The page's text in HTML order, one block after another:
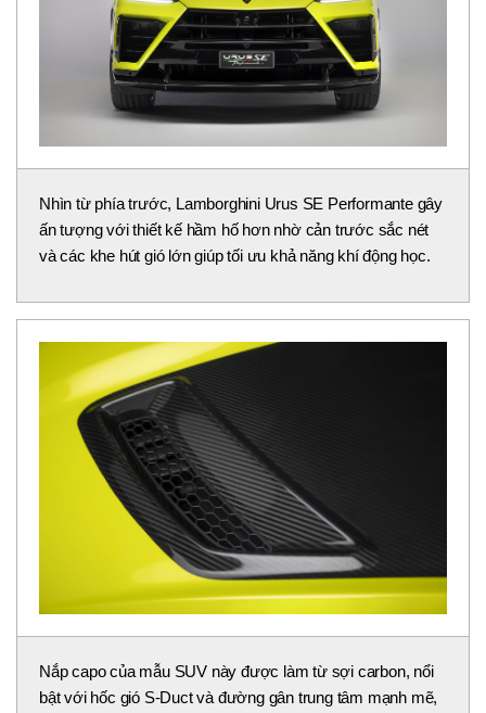
Nhìn từ phía trước, Lamborghini Urus SE Performante gây
ấn tượng với thiết kế hầm hố hơn nhờ cản trước sắc nét
và các khe hút gió lớn giúp tối ưu khả năng khí động học.
Nắp capo của mẫu SUV này được làm từ sợi carbon, nổi
bật với hốc gió S-Duct và đường gân trung tâm mạnh mẽ,